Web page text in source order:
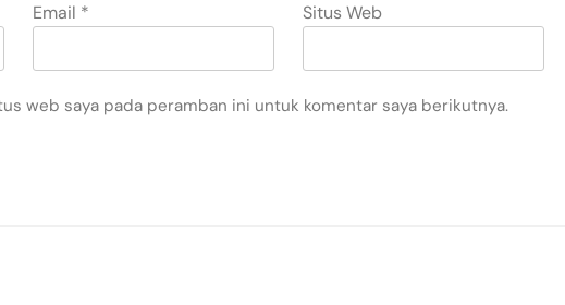
Email * Situs Web
web saya pada peramban ini untuk komentar saya berikutnya.